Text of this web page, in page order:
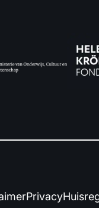
Privacy